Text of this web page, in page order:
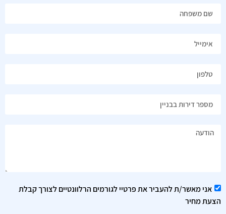
אני מאשר/ת להעביר את פרטיי לגורמים הרלוונטיים לצורך קבלת
הצעת מחיר